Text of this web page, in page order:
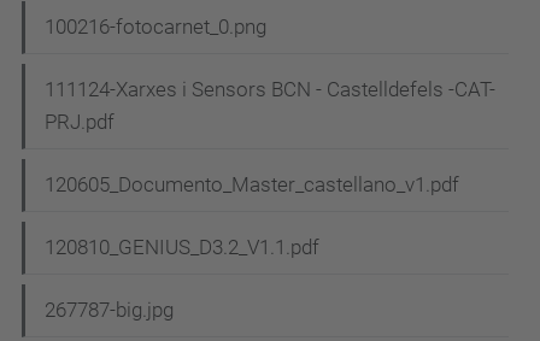
100216-fotocarnet_0.png
111124-Xarxes i Sensors BCN - Castelldefels -CAT-
PRJ.pdf
120605_Documento_Master_castellano_v1.pdf
120810_GENIUS_D3.2_V1.1.pdf
267787-big.jpg